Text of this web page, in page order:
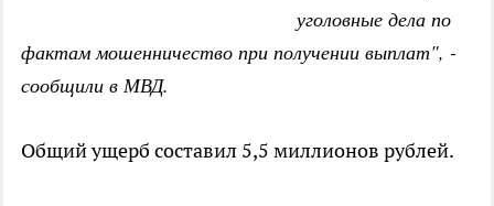
уголовные дела по
фактам мошенничество при получении выплат", -
сообщили в МВД.
Общий ущерб составил 5,5 миллионов рублей.